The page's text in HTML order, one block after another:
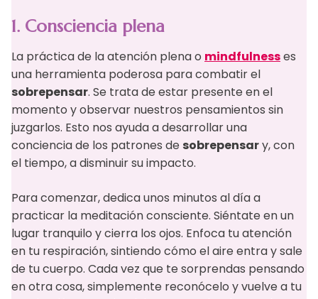
1. Consciencia plena
La práctica de la atención plena o mindfulnesses
una herramienta poderosa para combatir el
sobrepensar. Se trata de estar presente en el
momento y observar nuestros pensamientos sin
juzgarlos. Esto nos ayuda a desarrollar una
conciencia de los patrones de sobrepensary, con
el tiempo, a disminuir su impacto.
Para comenzar, dedica unos minutos al día a
practicar la meditación consciente. Siéntate en un
lugar tranquilo y cierra los ojos. Enfoca tu atención
en tu respiración, sintiendo cómo el aire entra y sale
de tu cuerpo. Cada vez que te sorprendas pensando
en otra cosa, simplemente reconócelo y vuelve a tu